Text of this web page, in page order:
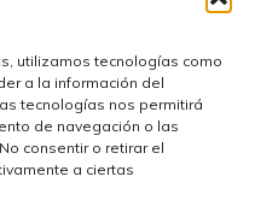
utilizamos tecnologías como
a la información del
tecnologías nos permitirá
de navegación o las
consentir o retirar el
a ciertas